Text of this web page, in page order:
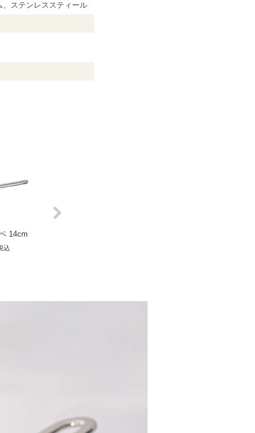
、ステンレススティール
14cm
込